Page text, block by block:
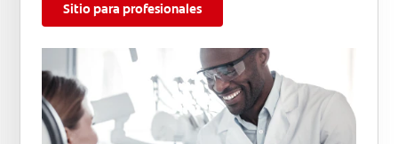
Sitio para profesionales